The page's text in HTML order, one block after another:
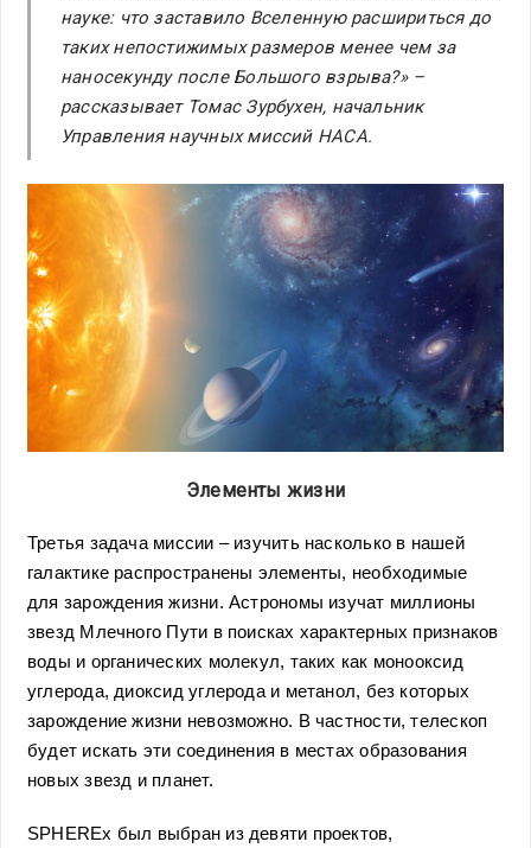
науке: что заставило Вселенную расшириться до
таких непостижимых размеров менее чем за
наносекунду после Большого взрыва?» –
рассказывает Томас Зурбухен, начальник
Управления научных миссий НАСА.
Элементы жизни
Третья задача миссии – изучить насколько в нашей
галактике распространены элементы, необходимые
для зарождения жизни. Астрономы изучат миллионы
звезд Млечного Пути в поисках характерных признаков
воды и органических молекул, таких как монооксид
углерода, диоксид углерода и метанол, без которых
зарождение жизни невозможно. В частности, телескоп
будет искать эти соединения в местах образования
новых звезд и планет.
SPHEREx был выбран из девяти проектов,